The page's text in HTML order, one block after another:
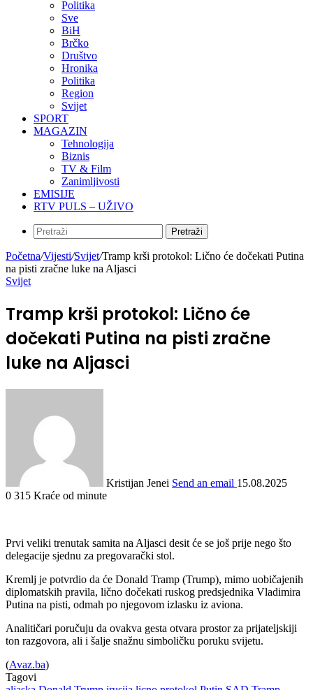
Politika
Sve
BiH
Brčko
Društvo
Hronika
Politika
Region
Svijet
SPORT
MAGAZIN
Tehnologija
Biznis
TV & Film
Zanimljivosti
EMISIJE
RTV PULS – UŽIVO
Pretraži
Početna/Vijesti/Svijet/Tramp krši protokol: Lično će dočekati Putina
na pisti zračne luke na Aljasci
Svijet
Tramp krši protokol: Lično će
dočekati Putina na pisti zračne
luke na Aljasci
Kristijan Jenei Send an email 15.08.2025
0 315 Kraće od minute
Prvi veliki trenutak samita na Aljasci desit će se još prije nego što
delegacije sjednu za pregovarački stol.
Kremlj je potvrdio da će Donald Tramp (Trump), mimo uobičajenih
diplomatskih pravila, lično dočekati ruskog predsjednika Vladimira
Putina na pisti, odmah po njegovom izlasku iz aviona.
Analitičari poručuju da ovakva gesta otvara prostor za prijateljskiji
ton razgovora, ali i šalje snažnu simboličku poruku svijetu.
(Avaz.ba)
Tagovi